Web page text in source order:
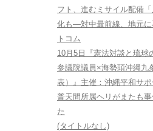
フト、進むミサイル配備
化も―対中最前線、地元に
トコム
10月5日『憲法対談と琉球
参議院議員×海勢頭沖縄九
表）』主催：沖縄平和サ
普天間所属ヘリがまたも
た
(タイトルなし)